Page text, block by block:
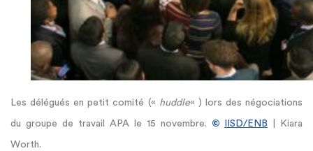
Les délégués en petit comité (« huddle« ) lors des négociations
du groupe de travail APA le 15 novembre. © IISD/ENB | Kiara
Worth.